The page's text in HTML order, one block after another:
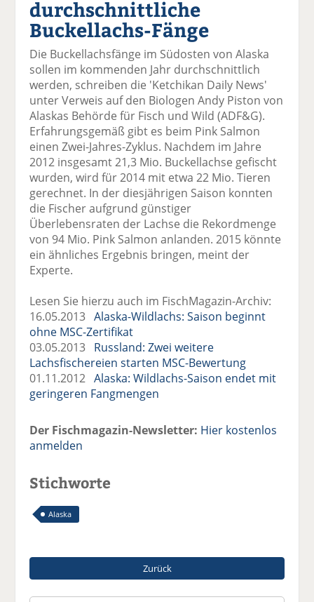
F
ac
e
b
o
o
k
te
il
e
tt
er
n
Li
n
k
e
di
n
te
il
e
n
E
m
ai
l
v
er
se
n
d
e
durchschnittliche
Buckellachs-Fänge
Die Buckellachsfänge im Südosten von Alaska
sollen im kommenden Jahr durchschnittlich
werden, schreiben die 'Ketchikan Daily News'
unter Verweis auf den Biologen Andy Piston von
Alaskas Behörde für Fisch und Wild (ADF&G).
Erfahrungsgemäß gibt es beim Pink Salmon
einen Zwei-Jahres-Zyklus. Nachdem im Jahre
2012 insgesamt 21,3 Mio. Buckellachse gefischt
wurden, wird für 2014 mit etwa 22 Mio. Tieren
gerechnet. In der diesjährigen Saison konnten
die Fischer aufgrund günstiger
Überlebensraten der Lachse die Rekordmenge
von 94 Mio. Pink Salmon anlanden. 2015 könnte
ein ähnliches Ergebnis bringen, meint der
Experte.
Lesen Sie hierzu auch im FischMagazin-Archiv:
16.05.2013Alaska-Wildlachs: Saison beginnt
ohne MSC-Zertifikat
03.05.2013 Russland: Zwei weitere
Lachsfischereien starten MSC-Bewertung
01.11.2012Alaska: Wildlachs-Saison endet mit
geringeren Fangmengen
Der Fischmagazin-Newsletter: Hier kostenlos
anmelden
Stichworte
Alaska
Zurück